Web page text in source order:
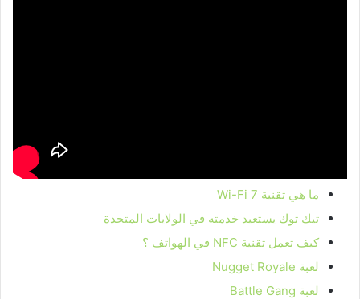
ما هي تقنية Wi-Fi 7
تيك توك يستعيد خدمته في الولايات المتحدة
كيف تعمل تقنية NFC في الهواتف ؟
لعبة Nugget Royale
لعبة Battle Gang